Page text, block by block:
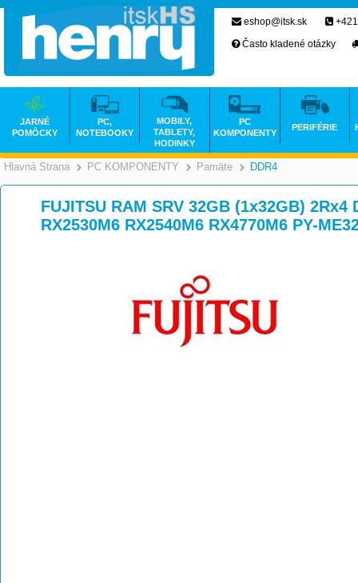
Hlavná Strana >
PC KOMPONENTY >
Pamäte >
DDR4
FUJITSU RAM SRV 32GB (1x32GB) 2Rx4
RX2530M6 RX2540M6 RX4770M6 PY-
eshop@itsk.sk
Často kladené otázky
JARNÉ
POMÔCKY
PC,
NOTEBOOKY
MOBILY,
TABLETY,
HODINKY
PC
KOMPONENTY
PERIFÉRIE